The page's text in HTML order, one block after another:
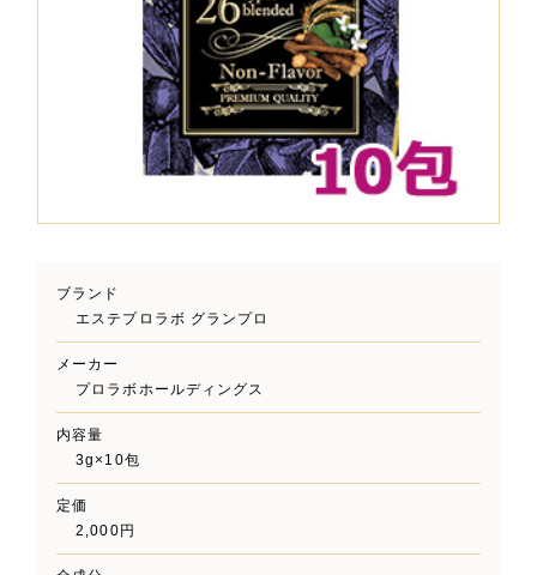
ブランド
エステプロラボ グランプロ
メーカー
プロラボホールディングス
内容量
3g×10包
定価
2,000円